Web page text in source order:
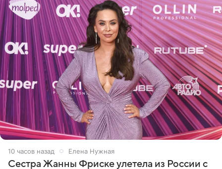
10 часов назад Елена Нужная
Сестра Жанны Фриске улетела из России с